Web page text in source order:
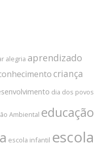
alegria aprendizado
criança
dia dos povos
Ambiental educação
escola infantil escola